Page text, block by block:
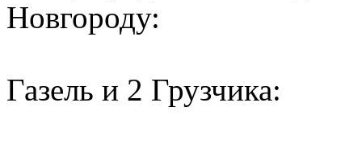
Новгороду:
Газель и 2 Грузчика: